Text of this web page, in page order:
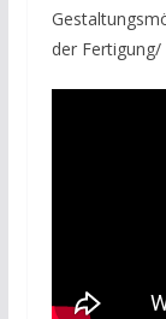
der